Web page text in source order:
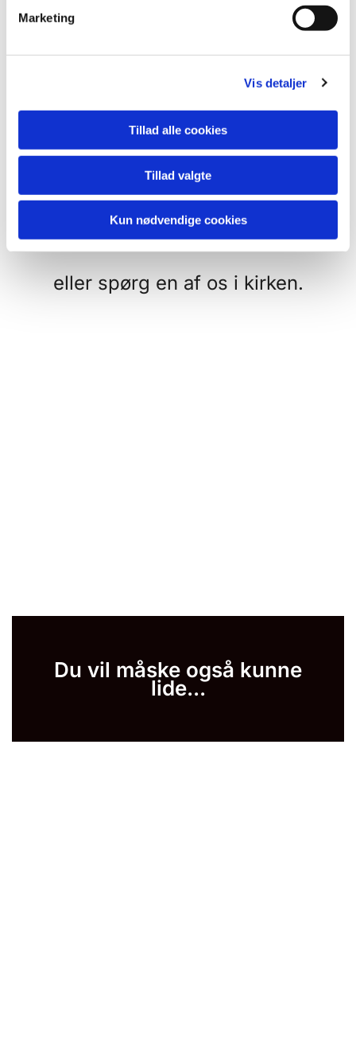
Marketing
Vis detaljer
Tillad alle cookies
Tillad valgte
Kun nødvendige cookies
familiegudstjeneste så udgår
børnekirken eller de frivillige skal
have sommerferie - her har vi til
gengæld sjove godteposer med
tegnegrej og lidt mundgodt.
Se i kalenderen - hvornår hvad
sker
eller spørg en af os i kirken.
Du vil måske også kunne
lide...